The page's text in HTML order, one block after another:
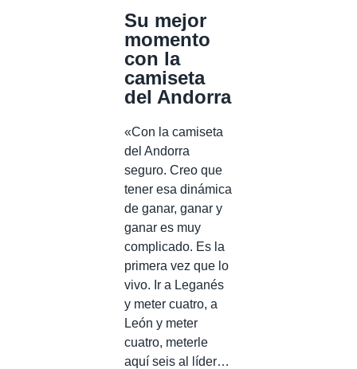
Su mejor
momento
con la
camiseta
del Andorra
«Con la camiseta
del Andorra
seguro. Creo que
tener esa dinámica
de ganar, ganar y
ganar es muy
complicado. Es la
primera vez que lo
vivo. Ir a Leganés
y meter cuatro, a
León y meter
cuatro, meterle
aquí seis al líder…